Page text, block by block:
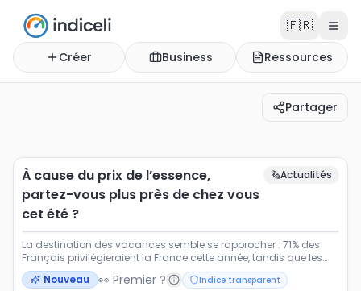
🇫🇷
Créer Business Ressources
Partager
À cause du prix de l’essence, partez-vous plus près
La destination des vacances semble se rapprocher :
À cause du prix de l’essence,
partez-vous plus près de chez vous
cet été ?
🗞️Actualités
La destination des vacances semble se rapprocher : 71% des
Français privilégieraient la France cette année, tandis que les
destinations lointaines restent minoritaires. Votez pour mesurer
ce réflexe de proximité.
Nouveau 👀 Premier ? Indice transparent